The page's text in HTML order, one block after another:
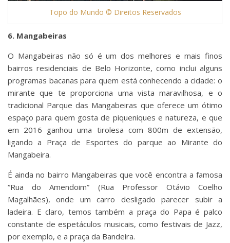
Topo do Mundo © Direitos Reservados
6. Mangabeiras
O Mangabeiras não só é um dos melhores e mais finos
bairros residenciais de Belo Horizonte, como inclui alguns
programas bacanas para quem está conhecendo a cidade: o
mirante que te proporciona uma vista maravilhosa, e o
tradicional Parque das Mangabeiras que oferece um ótimo
espaço para quem gosta de piqueniques e natureza, e que
em 2016 ganhou uma tirolesa com 800m de extensão,
ligando a Praça de Esportes do parque ao Mirante do
Mangabeira.
É ainda no bairro Mangabeiras que você encontra a famosa
“Rua do Amendoim” (Rua Professor Otávio Coelho
Magalhães), onde um carro desligado parecer subir a
ladeira. E claro, temos também a praça do Papa é palco
constante de espetáculos musicais, como festivais de Jazz,
por exemplo, e a praça da Bandeira.